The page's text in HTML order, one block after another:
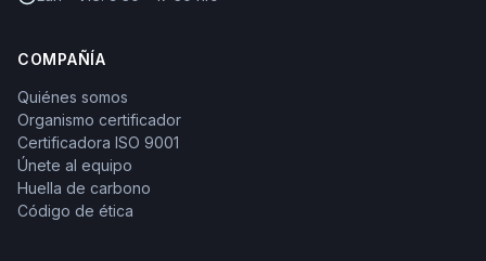
COMPAÑÍA
Quiénes somos
Organismo certificador
Certificadora ISO 9001
Únete al equipo
Huella de carbono
Código de ética